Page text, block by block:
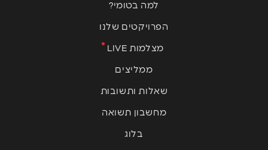
למה בטומי?
הפרויקטים שלנו
מצלמות LIVE
ממליצים
שאלות ותשובות
מחשבון תשואה
בלוג